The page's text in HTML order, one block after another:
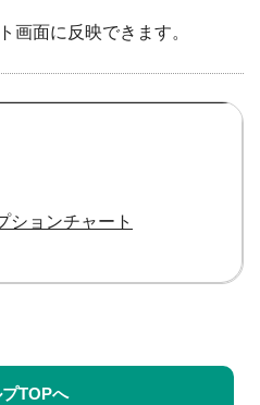
画面に反映できます。
ションチャート
TOPへ